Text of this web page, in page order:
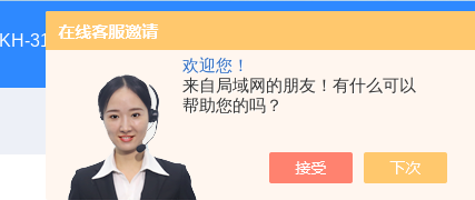
欢迎您！
来自局域网的朋友！有什么可以
帮助您的吗？
KH-3100新型全能型薄层色谱扫描仪
当前位置：